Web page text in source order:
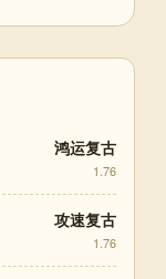
鸿运复古
1.76
攻速复古
1.76